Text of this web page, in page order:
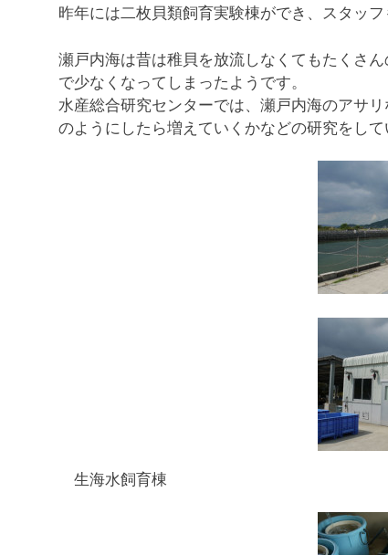
昨年には二枚貝類飼育実験棟ができ、スタッフ
瀬戸内海は昔は稚貝を放流しなくてもたくさ
で少なくなってしまったようです。
水産総合研究センターでは、瀬戸内海のアサ
のようにしたら増えていくかなどの研究をして
生海水飼育棟